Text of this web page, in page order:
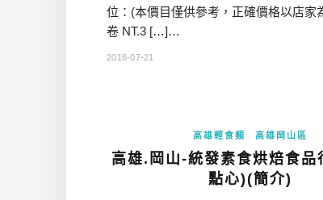
位：(本價目僅供參考，正確價格以店家
卷 NT.3 […]…
2016-07-21
高雄輕食類 高雄岡山區
高雄.岡山-統發素食烘焙食品
點心)(簡介)